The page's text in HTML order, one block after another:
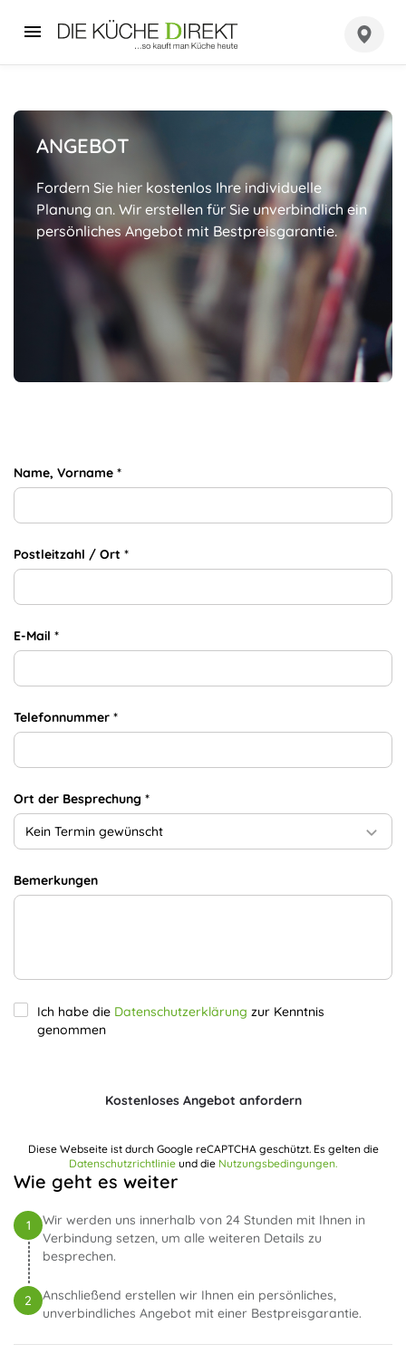
ANGEBOT
Fordern Sie hier kostenlos Ihre individuelle
Planung an. Wir erstellen für Sie unverbindlich ein
persönliches Angebot mit Bestpreisgarantie.
Wie geht es weiter
1
Wir werden uns innerhalb von 24 Stunden mit Ihnen in
Verbindung setzen, um alle weiteren Details zu
besprechen.
2
Anschließend erstellen wir Ihnen ein persönliches,
unverbindliches Angebot mit einer Bestpreisgarantie.
Name, Vorname *
Postleitzahl / Ort *
E-Mail *
Telefonnummer *
Ort der Besprechung *
Kein Termin gewünscht
Bemerkungen
Ich habe die Datenschutzerklärung zur Kenntnis
genommen
Kostenloses Angebot anfordern
Diese Webseite ist durch Google reCAPTCHA geschützt. Es gelten die
Datenschutzrichtlinie und die Nutzungsbedingungen.